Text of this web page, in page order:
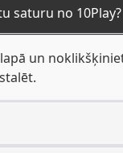
saturu no 10Play?
un